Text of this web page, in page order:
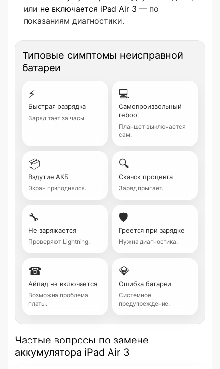
или не включается iPad Air 3 — по
показаниям диагностики.
Типовые симптомы неисправной
батареи
⚡
Быстрая разрядка
Заряд тает за часы.
💻
Самопроизвольный
reboot
Планшет выключается
сам.
📦
Вздутие АКБ
Экран приподнялся.
🔍
Скачок процента
Заряд прыгает.
🔧
Не заряжается
Проверяют Lightning.
🛡
Греется при зарядке
Нужна диагностика.
☎
Айпад не включается
Возможна проблема
платы.
💎
Ошибка батареи
Системное
предупреждение.
Частые вопросы по замене
аккумулятора iPad Air 3